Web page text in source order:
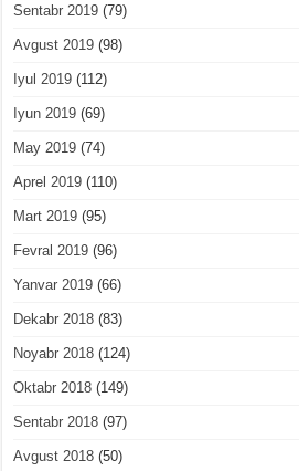
Sentabr 2019 (79)
Avgust 2019 (98)
Iyul 2019 (112)
Iyun 2019 (69)
May 2019 (74)
Aprel 2019 (110)
Mart 2019 (95)
Fevral 2019 (96)
Yanvar 2019 (66)
Dekabr 2018 (83)
Noyabr 2018 (124)
Oktabr 2018 (149)
Sentabr 2018 (97)
Avgust 2018 (50)